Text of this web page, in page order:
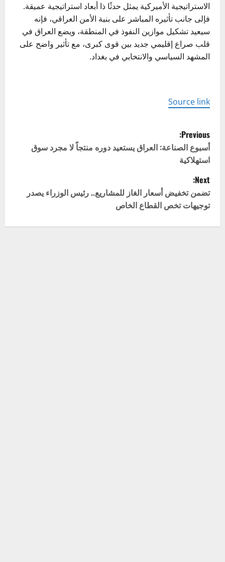
الاستراتيجية الأميركية يمثل حدثًا ذا أبعاد استراتيجية عميقة.
فإلى جانب تأثيره المباشر على بنية الأمن العراقي، فإنه
سيعيد تشكيل موازين النفوذ في المنطقة، ويضع العراق في
قلب صراع إقليمي جديد بين قوى كبرى، مع تأثير واضح على
المشهد السياسي والانتخابي في بغداد.
Source link
P
o
s
t
n
Previous:
أسبوع الصناعة: العراق يستعيد دوره منتجاً لا مجرد سوق
استهلاكية
Next:
تضمن تخفيض أسعار الغاز للمشاريع.. رئيس الوزراء يصدر
توجيهات تخص القطاع الخاص